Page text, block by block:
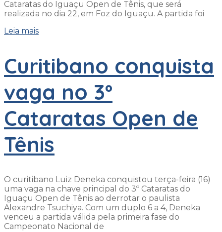
Cataratas do Iguaçu Open de Tênis, que será
realizada no dia 22, em Foz do Iguaçu. A partida foi
Leia mais
Curitibano conquista
vaga no 3º
Cataratas Open de
Tênis
O curitibano Luiz Deneka conquistou terça-feira (16)
uma vaga na chave principal do 3º Cataratas do
Iguaçu Open de Tênis ao derrotar o paulista
Alexandre Tsuchiya. Com um duplo 6 a 4, Deneka
venceu a partida válida pela primeira fase do
Campeonato Nacional de